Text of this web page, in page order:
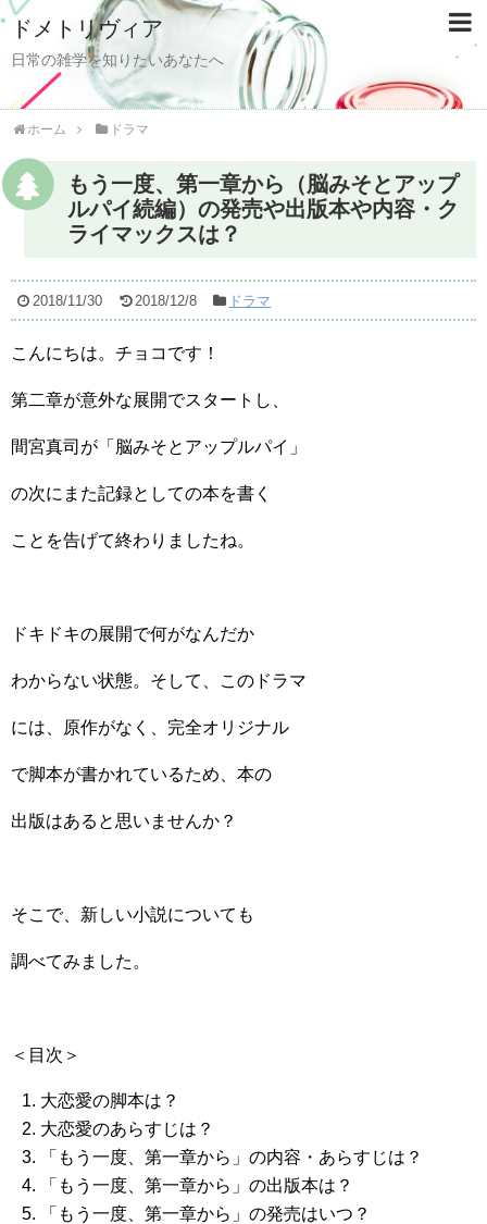
ドメトリヴィア
日常の雑学を知りたいあなたへ
ホーム ドラマ
もう一度、第一章から（脳みそとアップ
ルパイ続編）の発売や出版本や内容・ク
ライマックスは？
2018/11/30 2018/12/8 ドラマ
こんにちは。チョコです！
第二章が意外な展開でスタートし、
間宮真司が「脳みそとアップルパイ」
の次にまた記録としての本を書く
ことを告げて終わりましたね。
ドキドキの展開で何がなんだか
わからない状態。そして、このドラマ
には、原作がなく、完全オリジナル
で脚本が書かれているため、本の
出版はあると思いませんか？
そこで、新しい小説についても
調べてみました。
＜目次＞
大恋愛の脚本は？
大恋愛のあらすじは？
「もう一度、第一章から」の内容・あらすじは？
「もう一度、第一章から」の出版本は？
「もう一度、第一章から」の発売はいつ？